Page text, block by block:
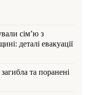
сім’ю з
деталі евакуації
та поранені